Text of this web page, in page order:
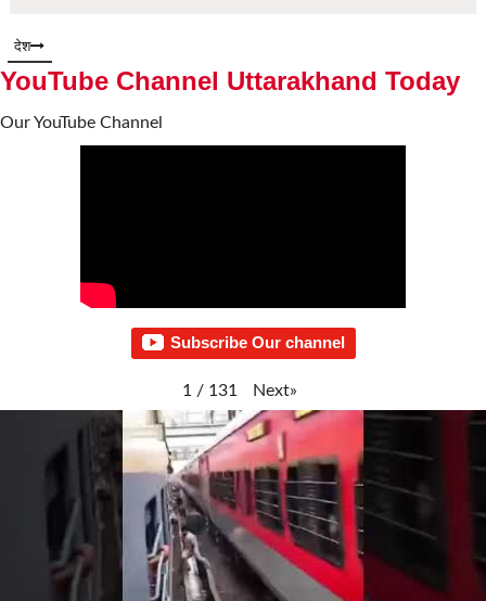
देश
YouTube Channel Uttarakhand Today
Our YouTube Channel
Subscribe Our channel
1 / 131 Next»